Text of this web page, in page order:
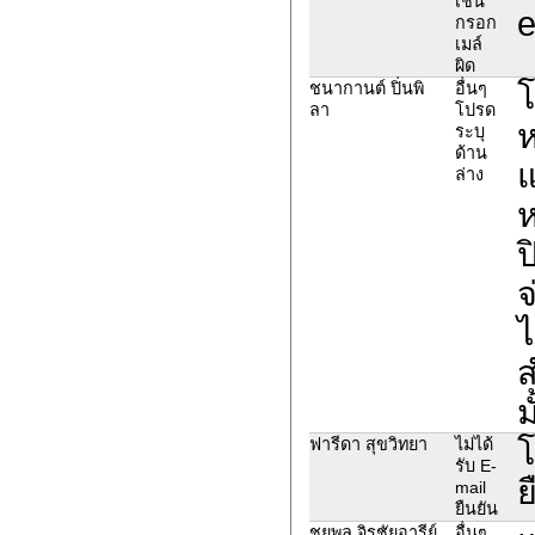
กรอก
เมล์
ผิด
ชนากานต์ ปิ่นพิ
ลา
อื่นๆ
โปรด
ระบุ
ด้าน
ล่าง
ฟารีดา สุขวิทยา
ไม่ได้
รับ E-
mail
ยืนยัน